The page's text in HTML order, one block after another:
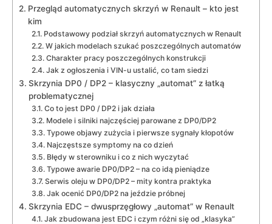
Przegląd automatycznych skrzyń w Renault – kto jest
kim
Podstawowy podział skrzyń automatycznych w Renault
W jakich modelach szukać poszczególnych automatów
Charakter pracy poszczególnych konstrukcji
Jak z ogłoszenia i VIN-u ustalić, co tam siedzi
Skrzynia DP0 / DP2 – klasyczny „automat” z łatką
problematycznej
Co to jest DP0 / DP2 i jak działa
Modele i silniki najczęściej parowane z DP0/DP2
Typowe objawy zużycia i pierwsze sygnały kłopotów
Najczęstsze symptomy na co dzień
Błędy w sterowniku i co z nich wyczytać
Typowe awarie DP0/DP2 – na co idą pieniądze
Serwis oleju w DP0/DP2 – mity kontra praktyka
Jak ocenić DP0/DP2 na jeździe próbnej
Skrzynia EDC – dwusprzęgłowy „automat” w Renault
Jak zbudowana jest EDC i czym różni się od „klasyka”